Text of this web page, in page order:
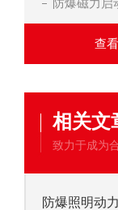
防爆磁力启
查
相关文
致力于成为